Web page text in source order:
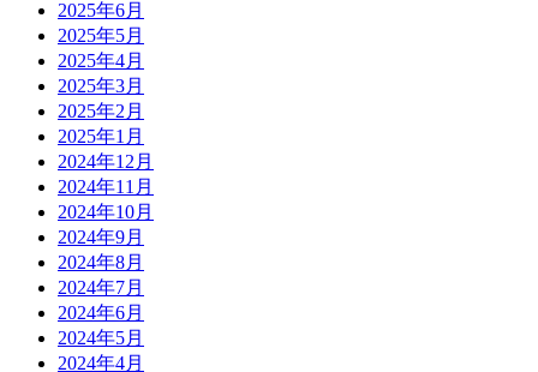
2025年6月
2025年5月
2025年4月
2025年3月
2025年2月
2025年1月
2024年12月
2024年11月
2024年10月
2024年9月
2024年8月
2024年7月
2024年6月
2024年5月
2024年4月